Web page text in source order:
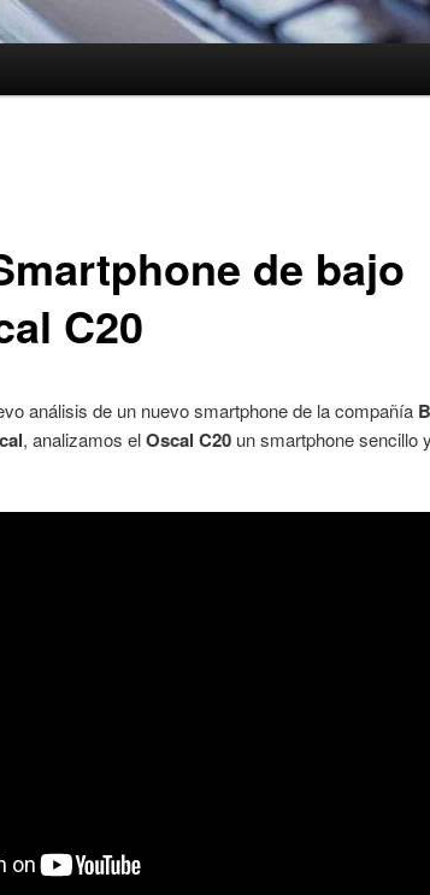
de bajo
C20
análisis de un nuevo smartphone de la compañía
, analizamos elOscal C20un smartphone sencillo